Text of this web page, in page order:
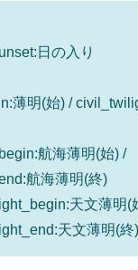
日の入り
薄明(始) /
航海薄明(始) /
航海薄明(終)
天文薄明(
天文薄明(終)